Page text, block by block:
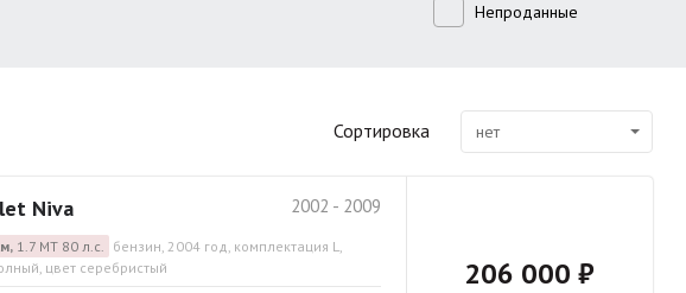
Непроданные
Сортировка нет
2002 - 2009
Niva
1.7 МТ 80 л.с. бензин, 2004 год, комплектация L,
цвет серебристый
206 000 ₽